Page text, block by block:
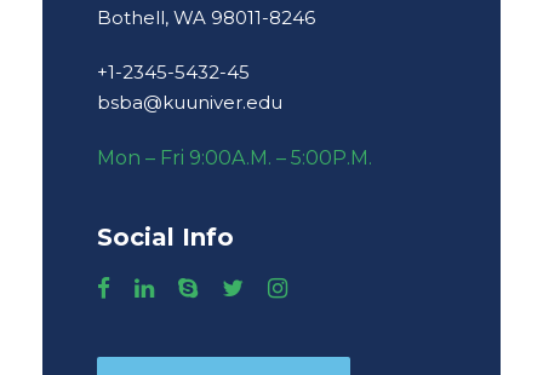
Bothell, WA 98011-8246
+1-2345-5432-45
bsba@kuuniver.edu
Mon – Fri 9:00A.M. – 5:00P.M.
Social Info